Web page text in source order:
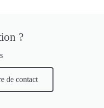
?
de contact